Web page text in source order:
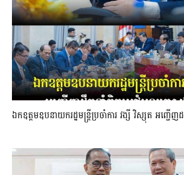
ឯកឧត្តមឧបនាយករដ្ឋមន្រ្តីប្រចាំការ វង្សី វិស្សុត អញ្ជើញ